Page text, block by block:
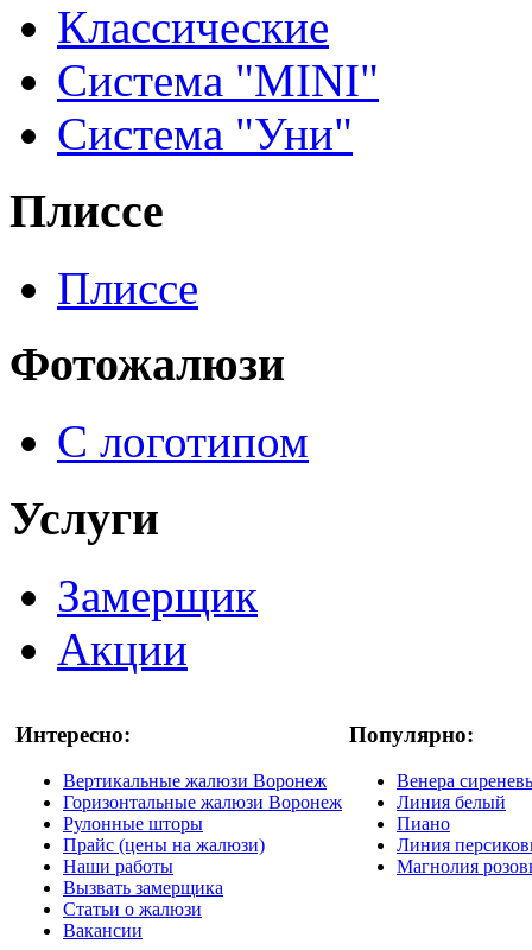
Классические
Система "MINI"
Система "Уни"
Плиссе
Плиссе
Фотожалюзи
С логотипом
Услуги
Замерщик
Акции
Интересно:
Вертикальные жалюзи Воронеж
Горизонтальные жалюзи Воронеж
Рулонные шторы
Прайс (цены на жалюзи)
Наши работы
Вызвать замерщика
Статьи о жалюзи
Вакансии
Популярно:
Венера
Линия белый
Пиано
Линия
Магнолия